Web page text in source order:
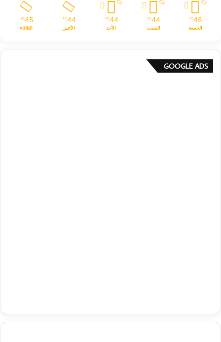
45
℃
الجمعة
44
℃
السبت
44
℃
الأحد
44
℃
الأثنين
45
℃
الثلاثاء
GOOGLE ADS